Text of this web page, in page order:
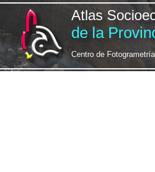
Atlas
de la
Centro de